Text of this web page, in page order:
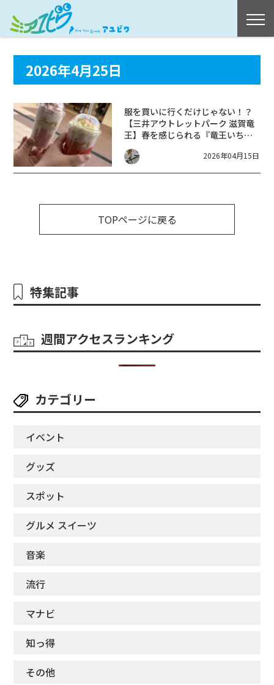
2026年4月25日
服を買いに行くだけじゃない！？
【三井アウトレットパーク 滋賀竜
王】春を感じられる『竜王いちご
フェア』に行ってきました！
2026年04月15日
TOPページに戻る
特集記事
週間アクセスランキング
カテゴリー
イベント
グッズ
スポット
グルメ スイーツ
音楽
流行
マナビ
知っ得
その他